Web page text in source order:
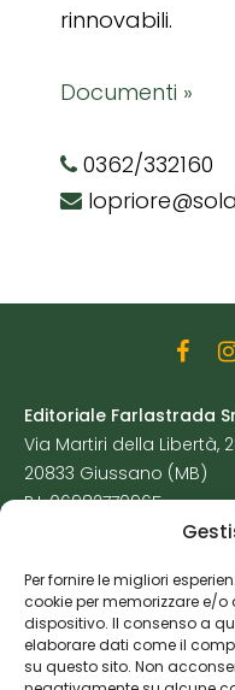
Per fornire le migliori
cookie per memorizzare e/
dispositivo. Il consenso a
elaborare dati come il
su questo sito. Non
rinnovabili.
Documenti »
0362/332160
Editoriale Farlastrada
Via Martiri della Libertà,
20833 Giussano (MB)
P.I. 06982770965
Cookie Policy
Risorse Aggiuntive